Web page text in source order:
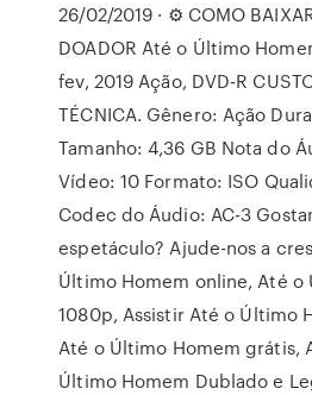
26/02/2019 · ⚙ COMO
DOADOR Até o Último
fev, 2019 Ação, DVD-R
TÉCNICA. Gênero: Ação
Tamanho: 4,36 GB Nota do
Vídeo: 10 Formato: ISO
Codec do Áudio: AC-3
espetáculo? Ajude-nos a
Último Homem online, Até o
1080p, Assistir Até o Último
Até o Último Homem grátis,
Último Homem Dublado e